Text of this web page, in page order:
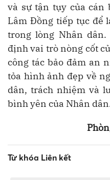
và sự tận tụy của cán
Lâm Đồng tiếp tục để
trong lòng Nhân
định vai trò nòng cốt
công tác bảo đảm an
tỏa hình ảnh đẹp về
dân, trách nhiệm và
bình yên của Nhân
Từ khóa Liên kết